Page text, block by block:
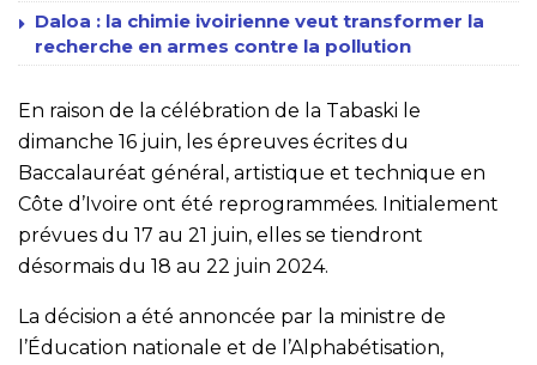
Daloa : la chimie ivoirienne veut transformer la
recherche en armes contre la pollution
En raison de la célébration de la Tabaski le
dimanche 16 juin, les épreuves écrites du
Baccalauréat général, artistique et technique en
Côte d’Ivoire ont été reprogrammées. Initialement
prévues du 17 au 21 juin, elles se tiendront
désormais du 18 au 22 juin 2024.
La décision a été annoncée par la ministre de
l’Éducation nationale et de l’Alphabétisation,